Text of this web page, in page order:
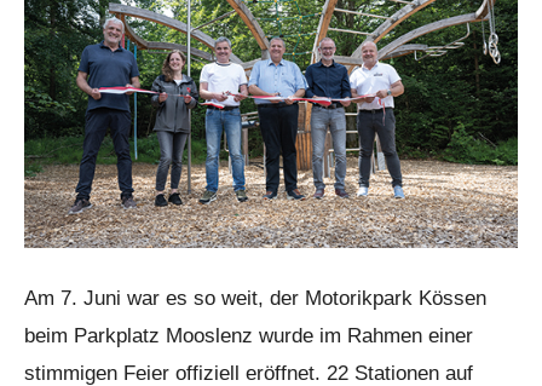
Am 7. Juni war es so weit, der Motorikpark Kössen
beim Parkplatz Mooslenz wurde im Rahmen einer
stimmigen Feier offiziell eröffnet. 22 Stationen auf